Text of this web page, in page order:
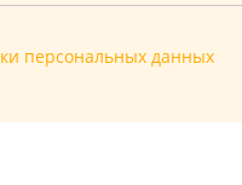
персональных данных